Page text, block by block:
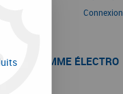
Connexion
LA GAMME ÉLECTRO